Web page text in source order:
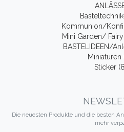
Kommunion/
Mini Garden/
BASTELIDEEN/
Miniaturen
Sticker
Die neuesten Produkte und die besten
mehr